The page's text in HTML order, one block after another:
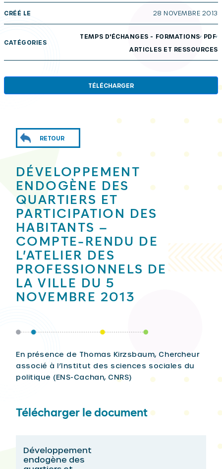
CRÉÉ LE 28 NOVEMBRE 2013
CATÉGORIES
TEMPS D'ÉCHANGES - FORMATIONS, PDF,
ARTICLES ET RESSOURCES
TÉLÉCHARGER
RETOUR
DÉVELOPPEMENT
ENDOGÈNE DES
QUARTIERS ET
PARTICIPATION DES
HABITANTS –
COMPTE-RENDU DE
L’ATELIER DES
PROFESSIONNELS DE
LA VILLE DU 5
NOVEMBRE 2013
En présence de Thomas Kirzsbaum, Chercheur
associé à l’Institut des sciences sociales du
politique (ENS-Cachan, CNRS)
Télécharger le document
Développement
endogène des